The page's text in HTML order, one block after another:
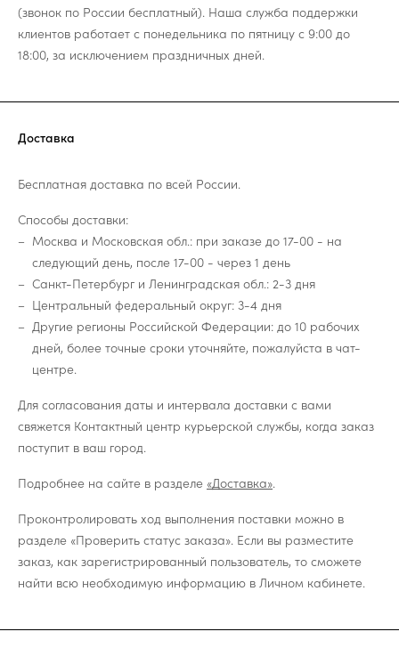
(звонок по России бесплатный). Наша служба поддержки
клиентов работает с понедельника по пятницу с 9:00 до
18:00, за исключением праздничных дней.
Доставка
Бесплатная доставка по всей России.
Способы доставки:
Москва и Московская обл.: при заказе до 17-00 - на
следующий день, после 17-00 - через 1 день
Санкт-Петербург и Ленинградская обл.: 2-3 дня
Центральный федеральный округ: 3-4 дня
Другие регионы Российской Федерации: до 10 рабочих
дней, более точные сроки уточняйте, пожалуйста в чат-
центре.
Для согласования даты и интервала доставки с вами
свяжется Контактный центр курьерской службы, когда заказ
поступит в ваш город.
Подробнее на сайте в разделе «Доставка».
Проконтролировать ход выполнения поставки можно в
разделе «Проверить статус заказа». Если вы разместите
заказ, как зарегистрированный пользователь, то сможете
найти всю необходимую информацию в Личном кабинете.